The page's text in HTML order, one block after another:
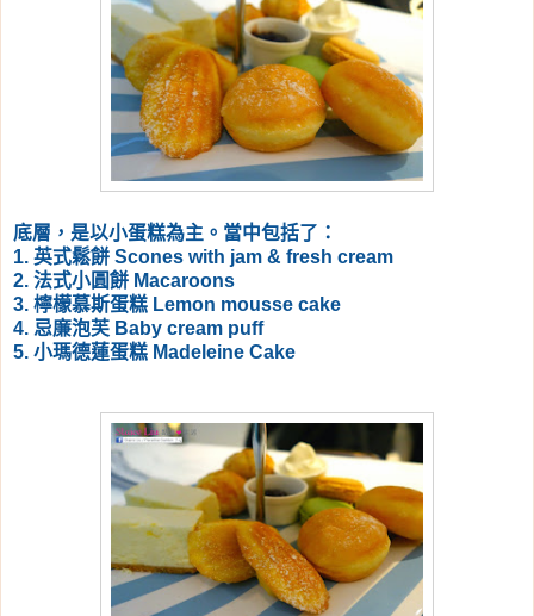
底層，是以小蛋糕為主。當中包括了：
1. 英式鬆餅 Scones with jam & fresh cream
2. 法式小圓餅 Macaroons
3. 檸檬慕斯蛋糕 Lemon mousse cake
4. 忌廉泡芙 Baby cream puff
5. 小瑪德蓮蛋糕 Madeleine Cake